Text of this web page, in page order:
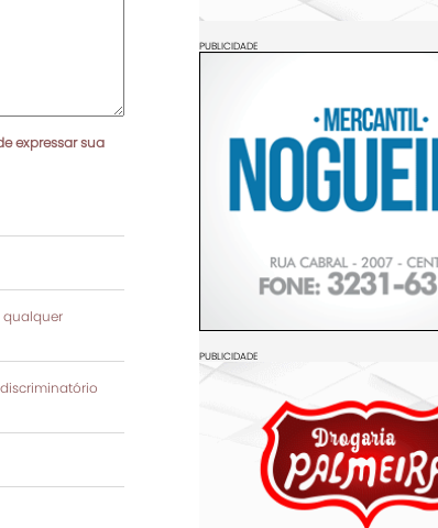
expressar sua
qualquer
PUBLICIDADE
PUBLICIDADE